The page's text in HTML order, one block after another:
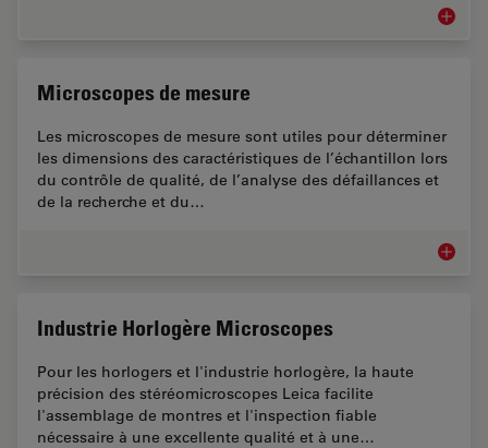
Microscopes de mesure
Les microscopes de mesure sont utiles pour déterminer
les dimensions des caractéristiques de l’échantillon lors
du contrôle de qualité, de l’analyse des défaillances et
de la recherche et du…
Industrie Horlogère Microscopes
Pour les horlogers et l'industrie horlogère, la haute
précision des stéréomicroscopes Leica facilite
l'assemblage de montres et l'inspection fiable
nécessaire à une excellente qualité et à une…